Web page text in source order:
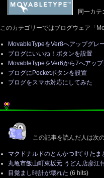
同一カテ
このカテゴリーではブログウェア「
MovableTypeをVer8へアップグレ
ブログにいいね！ボタンを設置
MovableTypeをVer6から7へアッ
ブログにPocketボタンを設置
ブログをスマホ対応にしてみた
この記事を読んだ人は次
マクドナルドのとんかつ!!てりたま
丸亀市飯山町東坂元 うどん店彦江
目覚まし時計が壊れた (6 hits)